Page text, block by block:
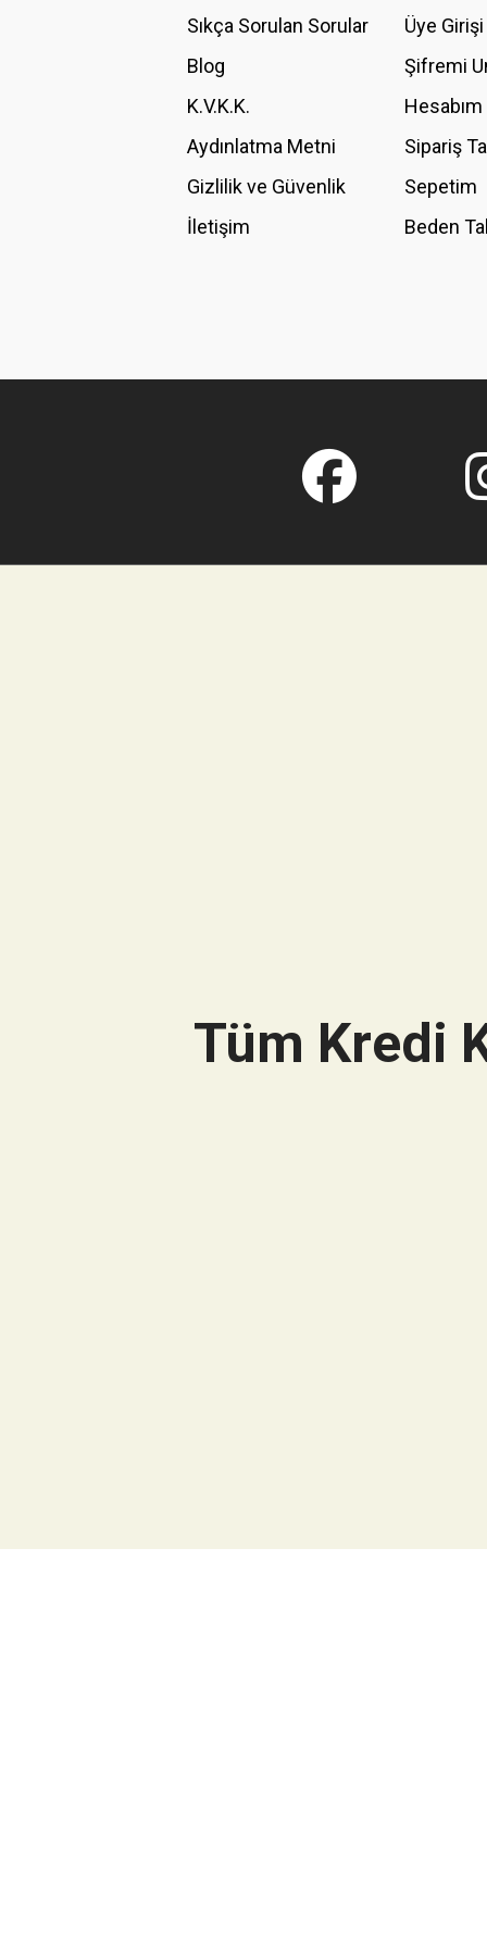
Ürün fiyatı diğer sitelerden daha pahalı.
Bu ürüne benzer farklı alternatifler olmalı.
Sıkça Sorulan Sorular
Blog
K.V.K.K.
Aydınlatma Metni
Gizlilik ve Güvenlik
İletişim
Üye Girişi
Şifremi
Hesabım
Sipariş
Sepetim
Beden
Tüm Kredi